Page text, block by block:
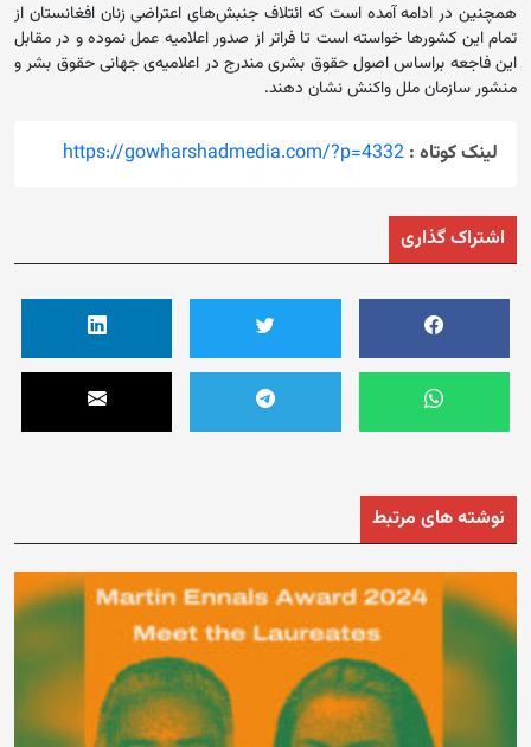
همچنین در ادامه آمده است که ‏ائتلاف جنبش‌های اعتراضی زنان افغانستان از
تمام این کشورها خواسته است تا فراتر از صدور اعلامیه عمل نموده و در مقابل
این فاجعه براساس اصول حقوق بشری مندرج در اعلامیه‌ی جهانی حقوق بشر و
منشور سازمان ملل واکنش نشان دهند.
لینک کوتاه : https://gowharshadmedia.com/?p=4332
اشتراک گذاری
نوشته های مرتبط